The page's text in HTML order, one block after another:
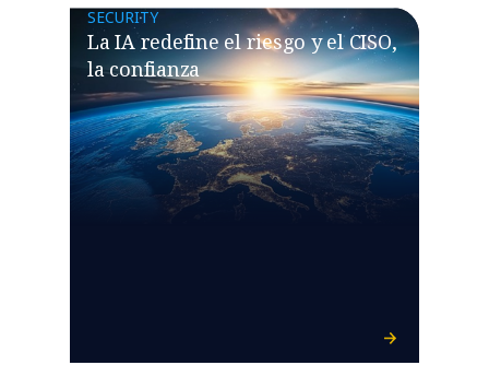
SECURITY
La IA redefine el riesgo y el CISO,
la confianza